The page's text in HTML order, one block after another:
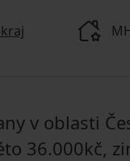
v oblasti
36.000kč,